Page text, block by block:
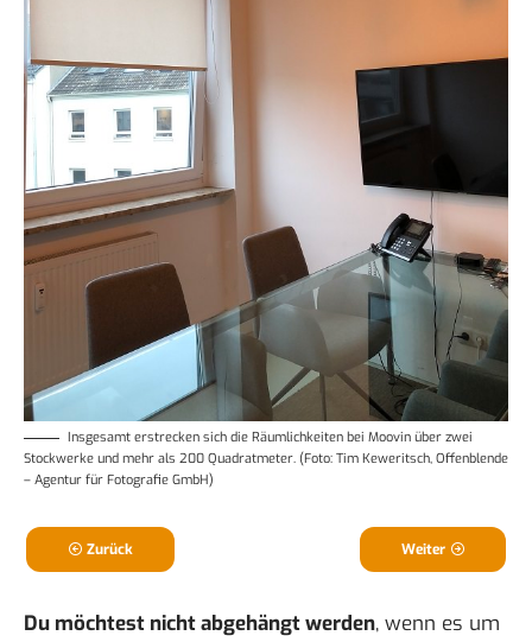
Insgesamt erstrecken sich die Räumlichkeiten bei Moovin über zwei
Stockwerke und mehr als 200 Quadratmeter. (Foto: Tim Keweritsch, Offenblende
– Agentur für Fotografie GmbH)
Zurück Weiter
Du möchtest nicht abgehängt werden, wenn es um